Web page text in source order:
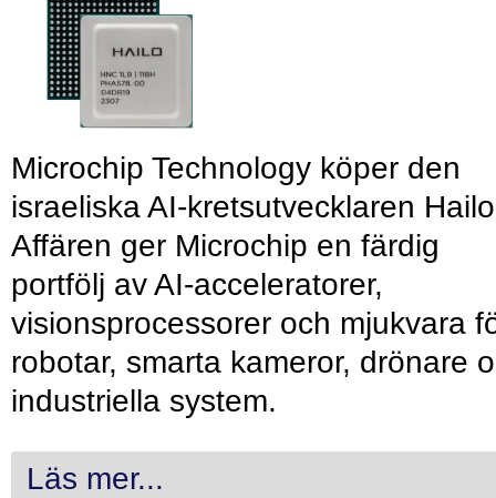
Microchip Technology köper den
israeliska AI-kretsutvecklaren
Affären ger Microchip en färdig
portfölj av AI-acceleratorer,
visionsprocessorer och mjukvara
robotar, smarta kameror, drönare
industriella system.
Läs mer...